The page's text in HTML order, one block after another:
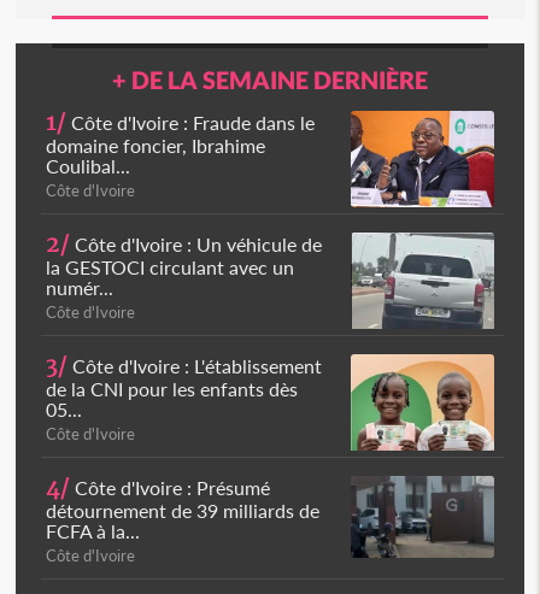
+ DE LA SEMAINE DERNIÈRE
1/ Côte d'Ivoire : Fraude dans le
domaine foncier, Ibrahime
Coulibal...
Côte d'Ivoire
2/ Côte d'Ivoire : Un véhicule de
la GESTOCI circulant avec un
numér...
Côte d'Ivoire
3/ Côte d'Ivoire : L'établissement
de la CNI pour les enfants dès
05...
Côte d'Ivoire
4/ Côte d'Ivoire : Présumé
détournement de 39 milliards de
FCFA à la...
Côte d'Ivoire